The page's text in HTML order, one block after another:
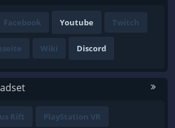
Facebook Youtube Twitch
Wiki Discord
Rift PlayStation VR